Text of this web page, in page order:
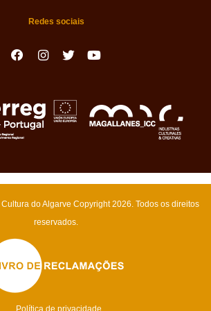
dos concelhos que integram a “Rota
no Algarve”.
Redes sociais
do Algarve Copyright 2026 . Todos os direitos
reservados.
Política de privacidade